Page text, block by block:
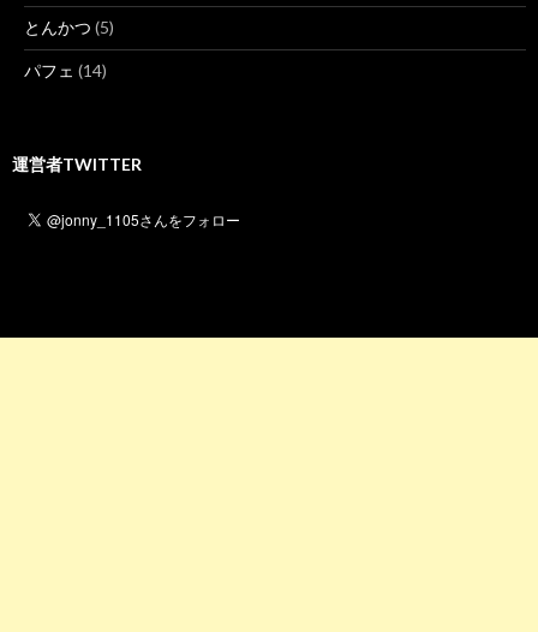
とんかつ (5)
パフェ (14)
運営者TWITTER